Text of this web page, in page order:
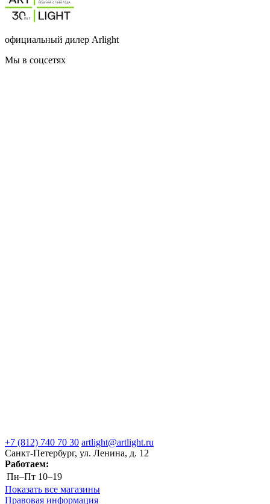
официальный дилер Arlight
Мы в соцсетях
+7 (812) 740 70 30 artlight@artlight.ru
Санкт-Петербург, ул. Ленина, д. 12
Работаем:
Пн–Пт 10–19
Показать все магазины
Правовая информация